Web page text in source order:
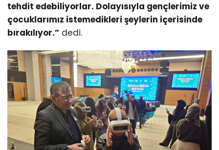
tehdit edebiliyorlar. Dolayısıyla gençlerimiz ve
çocuklarımız istemedikleri şeylerin içerisinde
bırakılıyor.” dedi.